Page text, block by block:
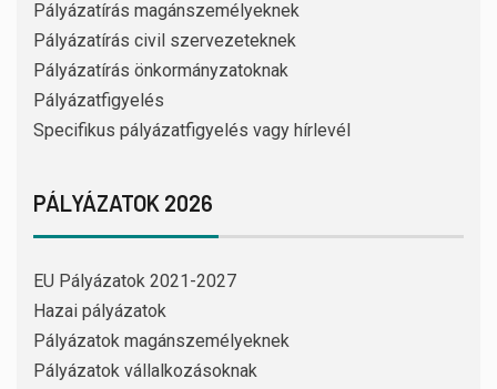
Pályázatírás magánszemélyeknek
Pályázatírás civil szervezeteknek
Pályázatírás önkormányzatoknak
Pályázatfigyelés
Specifikus pályázatfigyelés vagy hírlevél
PÁLYÁZATOK 2026
EU Pályázatok 2021-2027
Hazai pályázatok
Pályázatok magánszemélyeknek
Pályázatok vállalkozásoknak